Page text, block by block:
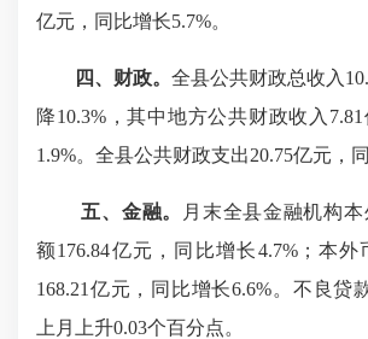
亿元，同比增长5.7%。
四、财政。 全县公共财政总收入
降10.3%，其中地方公共财政收入
1.9%。全县公共财政支出20.75亿元，
五、金融。
月末全县金融机构
额176.84亿元，同比增长4.7%；本外
168.21亿元，同比增长6.6%。 不良贷
上月上升0.03个百分点。